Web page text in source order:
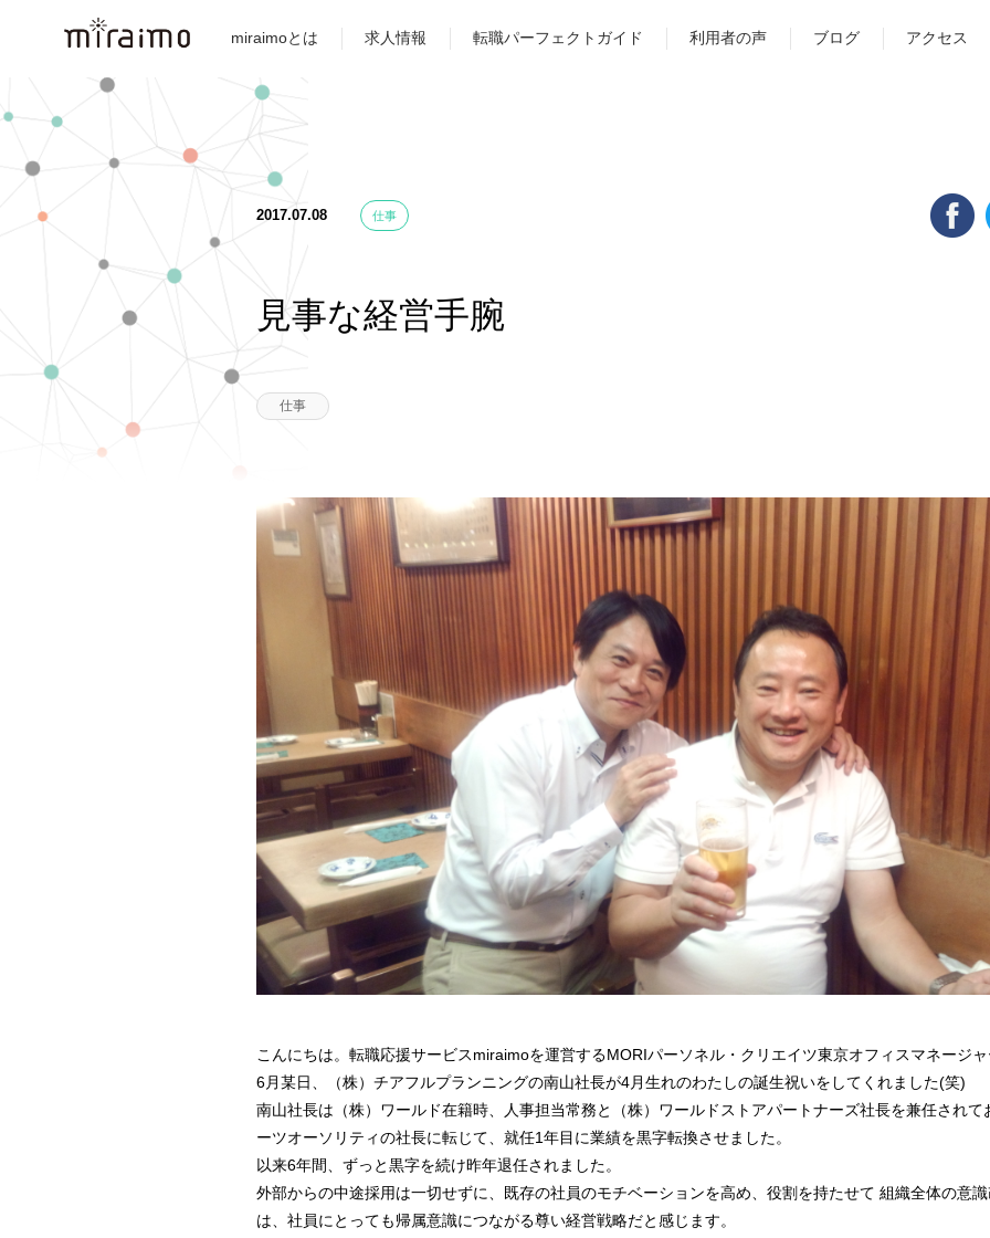
miraimoとは 求人情報 転職パーフェクトガイド 利用者の声 ブログ アクセス
2017.07.08 仕事
見事な経営手腕
仕事
こんにちは。転職応援サービスmiraimoを運営するMORIパーソネル・クリエイツ東京オフィスマネージ
6月某日、（株）チアフルプランニングの南山社長が4月生れのわたしの誕生祝いをしてくれました(笑)
南山社長は（株）ワールド在籍時、人事担当常務と（株）ワールドストアパートナーズ社長を兼任され
ーツオーソリティの社長に転じて、就任1年目に業績を黒字転換させました。
以来6年間、ずっと黒字を続け昨年退任されました。
外部からの中途採用は一切せずに、既存の社員のモチベーションを高め、役割を持たせて 組織全体の意
は、社員にとっても帰属意識につながる尊い経営戦略だと感じます。